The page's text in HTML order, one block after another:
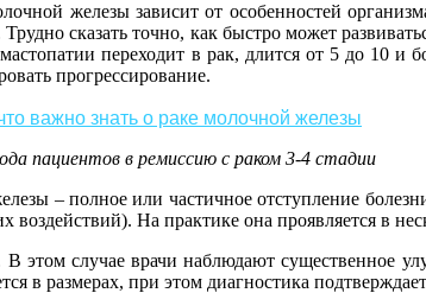
железы зависит от особенностей
Трудно сказать точно, как быстро может
переходит в рак, длится от 5 до 10 и
прогрессирование.
важно знать о раке молочной железы
пациентов в ремиссию с раком 3-4 стадии
– полное или частичное отступление
воздействий). На практике она проявляется в
этом случае врачи наблюдают существенное
в размерах, при этом диагностика